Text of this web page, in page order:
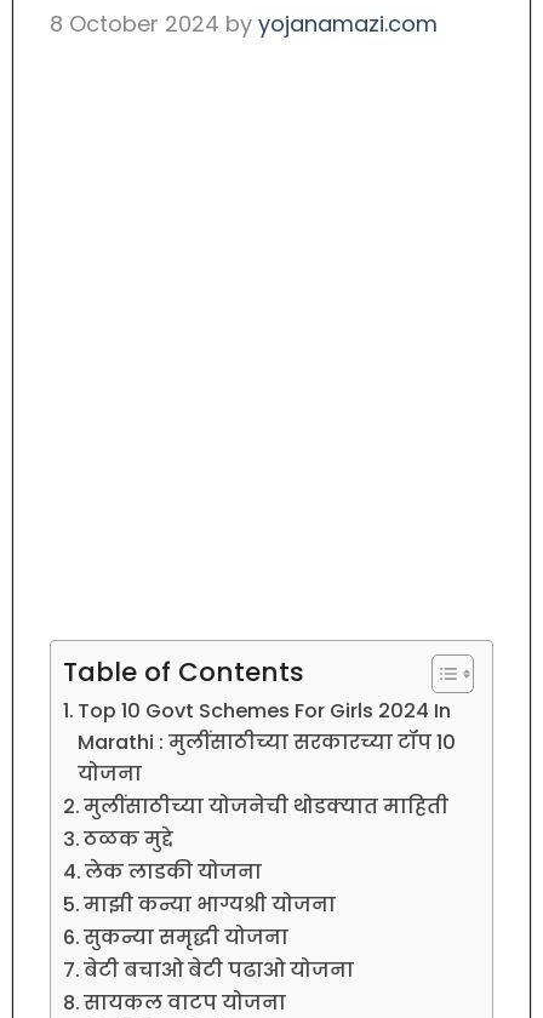
8 October 2024 by yojanamazi.com
Table of Contents
Top 10 Govt Schemes For Girls 2024 In
Marathi : मुलींसाठीच्या सरकारच्या टॉप 10
योजना
मुलींसाठीच्या योजनेची थोडक्यात माहिती
ठळक मुद्दे
लेक लाडकी योजना
माझी कन्या भाग्यश्री योजना
सुकन्या समृद्धी योजना
बेटी बचाओ बेटी पढाओ योजना
सायकल वाटप योजना